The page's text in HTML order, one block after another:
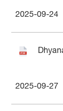
2025-09-24
2025-09-27